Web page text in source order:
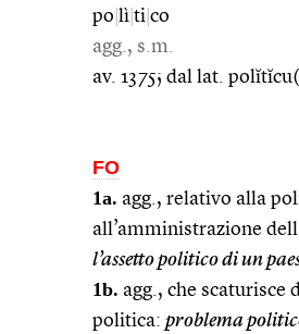
po lì ti co
agg., s.m.
av. 1375; dal lat.
FO
1a. agg., relativo alla
all’amministrazione
l’assetto politico di un
1b. agg., che scaturisce
politica: problema